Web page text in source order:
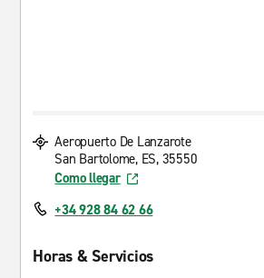
Aeropuerto De Lanzarote
San Bartolome, ES, 35550
Como llegar
+34 928 84 62 66
Horas & Servicios